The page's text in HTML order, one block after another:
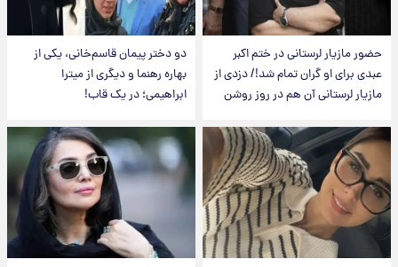
حضور مازیار لرستانی در ختم اکبر
عبدی برای او گران تمام شد!/ دزدی از
مازیار لرستانی آن هم در روز روشن
دو دختر پیمان قاسم‌خانی، یکی از
بهاره رهنما و دیگری از میترا
ابراهیمی؛ در یک قاب!